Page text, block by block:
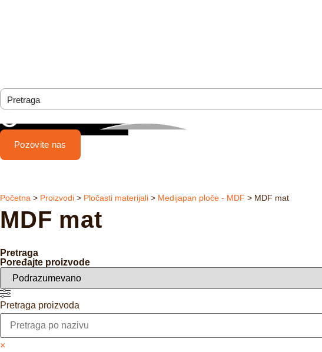
Pozovite nas
Početna > Proizvodi > Pločasti materijali > Medijapan ploče - MDF > MDF mat
MDF mat
Pretraga
Poređajte proizvode
Pretraga proizvoda
×